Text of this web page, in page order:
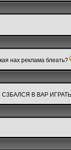
нах реклама блеать?
В ВАР ИГРАТЬ